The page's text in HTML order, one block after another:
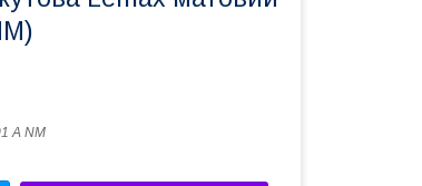
A NM